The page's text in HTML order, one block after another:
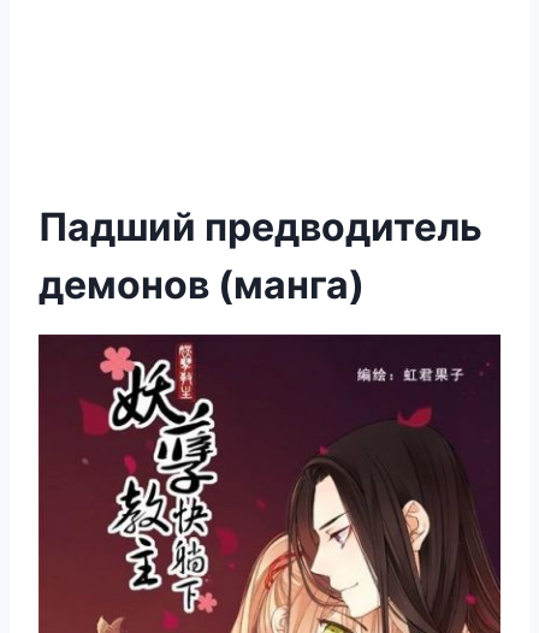
Падший предводитель
демонов (манга)